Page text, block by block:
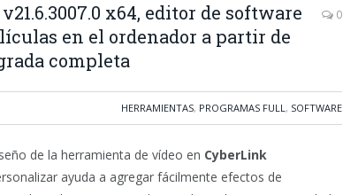
x64, editor de software
en el ordenador a partir de
completa
0
HERRAMIENTAS, PROGRAMAS FULL, SOFTWARE
de la herramienta de vídeo en CyberLink
ayuda a agregar fácilmente efectos de